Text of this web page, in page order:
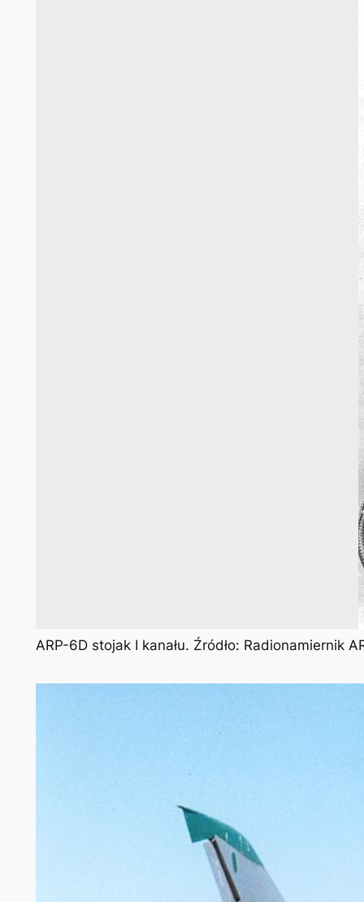
ARP-6D stojak I kanału. Źródło: Radionamiernik